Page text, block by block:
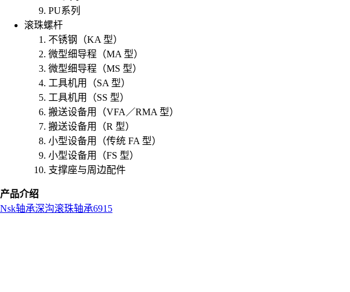
PU系列
滚珠螺杆
不锈钢（KA 型）
微型细导程（MA 型）
微型细导程（MS 型）
工具机用（SA 型）
工具机用（SS 型）
搬送设备用（VFA／RMA 型）
搬送设备用（R 型）
小型设备用（传统 FA 型）
小型设备用（FS 型）
支撑座与周边配件
产品介绍
Nsk轴承深沟滚珠轴承6915